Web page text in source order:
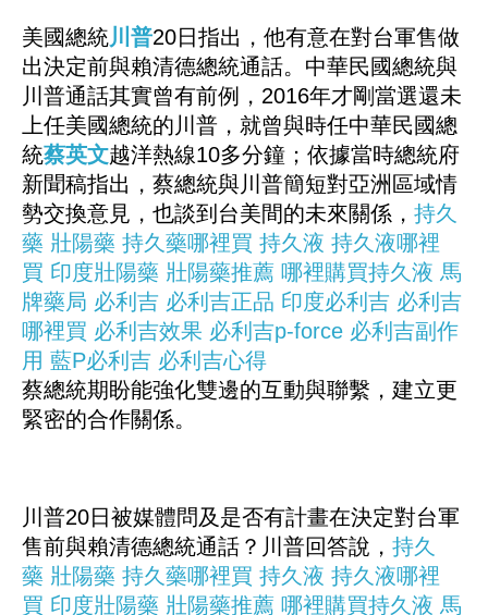
美國總統川普20日指出，他有意在對台軍售做
出決定前與賴清德總統通話。中華民國總統與
川普通話其實曾有前例，2016年才剛當選還未
上任美國總統的川普，就曾與時任中華民國總
統蔡英文越洋熱線10多分鐘；依據當時總統府
新聞稿指出，蔡總統與川普簡短對亞洲區域情
勢交換意見，也談到台美間的未來關係， 持久
藥 壯陽藥 持久藥哪裡買 持久液 持久液哪裡
買 印度壯陽藥 壯陽藥推薦 哪裡購買持久液 馬
牌藥局 必利吉 必利吉正品 印度必利吉 必利吉
哪裡買 必利吉效果 必利吉p-force 必利吉副作
用 藍P必利吉 必利吉心得
蔡總統期盼能強化雙邊的互動與聯繫，建立更
緊密的合作關係。
川普20日被媒體問及是否有計畫在決定對台軍
售前與賴清德總統通話？川普回答說， 持久
藥 壯陽藥 持久藥哪裡買 持久液 持久液哪裡
買 印度壯陽藥 壯陽藥推薦 哪裡購買持久液 馬